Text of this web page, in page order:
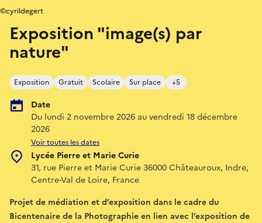
Exposition "image(s) par
nature"
Exposition Gratuit Scolaire Sur place +5
Date
Du lundi 2 novembre 2026 au vendredi 18 décembre
2026
Voir toutes les dates
Lycée Pierre et Marie Curie
31, rue Pierre et Marie Curie 36000 Châteauroux, Indre,
Centre-Val de Loire, France
©cyrildegert
Projet de médiation et d’exposition dans le cadre du
Bicentenaire de la Photographie en lien avec l’exposition de